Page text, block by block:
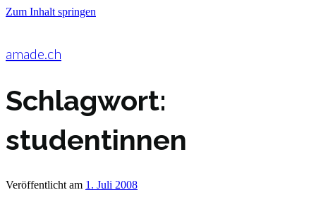
Zum Inhalt springen
amade.ch
Schlagwort:
studentinnen
Veröffentlicht am 1. Juli 2008